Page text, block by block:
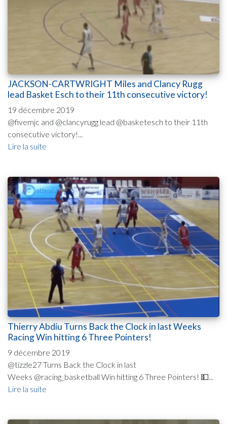
JACKSON-CARTWRIGHT Miles and Clancy Rugg
lead Basket Esch to their 11th consecutive victory!
19 décembre 2019
@fivemjc and @clancyrugg lead @basketesch to their 11th
consecutive victory!...
Lire la suite
Thierry Abdiu Turns Back the Clock in last Weeks
Racing Win hitting 6 Three Pointers!
9 décembre 2019
@tizzle27 Turns Back the Clock in last
Weeks @racing_basketball Win hitting 6 Three Pointers! 💵...
Lire la suite